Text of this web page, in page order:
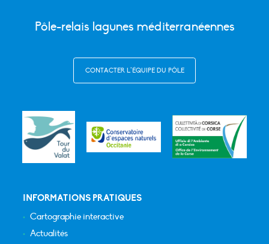
Pôle-relais lagunes méditerranéennes
CONTACTER L’ÉQUIPE DU PÔLE
INFORMATIONS PRATIQUES
Cartographie interactive
Actualités